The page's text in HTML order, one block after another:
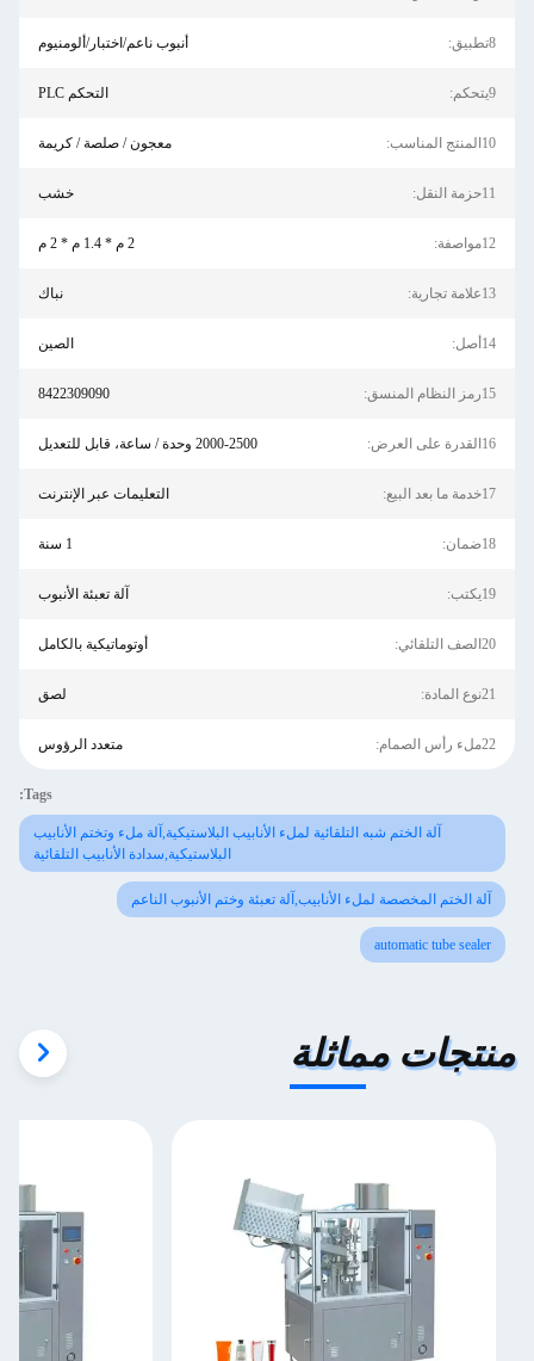
8تطبيق: أنبوب ناعم/اختبار/ألومنيوم
9يتحكم: التحكم PLC
10المنتج المناسب: معجون / صلصة / كريمة
11حزمة النقل: خشب
12مواصفة: 2 م * 1.4 م * 2 م
13علامة تجارية: نباك
14أصل: الصين
15رمز النظام المنسق: 8422309090
16القدرة على العرض: 2000-2500 وحدة / ساعة، قابل للتعديل
17خدمة ما بعد البيع: التعليمات عبر الإنترنت
18ضمان: 1 سنة
19يكتب: آلة تعبئة الأنبوب
20الصف التلقائي: أوتوماتيكية بالكامل
21نوع المادة: لصق
22ملء رأس الصمام: متعدد الرؤوس
Tags:
آلة الختم شبه التلقائية لملء الأنابيب البلاستيكية,آلة ملء وتختم الأنابيب
البلاستيكية,سدادة الأنابيب التلقائية
آلة الختم المخصصة لملء الأنابيب,آلة تعبئة وختم الأنبوب الناعم
automatic tube sealer
منتجات مماثلة